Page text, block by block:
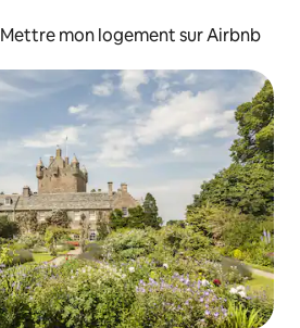
Mettre mon logement sur Airbnb